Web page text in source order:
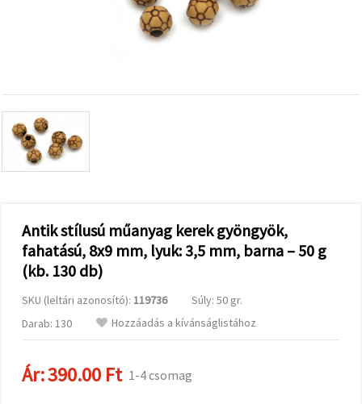
a
valamint
relevánsabb
tartalmat
hirdetéseket
analitikai és
marketingpartnereink
segítségével
Az "Összes
elfogadása"
gombra
kattintva
Beállításokban
Antik stílusú műanyag kerek gyöngyök,
fahatású, 8x9 mm, lyuk: 3,5 mm, barna – 50 g
(kb. 130 db)
SKU (leltári azonosító): 119736
Súly: 50 gr.
Darab: 130
Hozzáadás a kívánságlistához
Ár:390.00 Ft 1-4 csomag